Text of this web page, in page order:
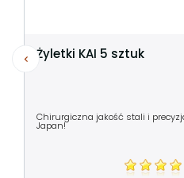
Żyletki KAI 5 sztuk
Chirurgiczna jakość stali i
Japan!